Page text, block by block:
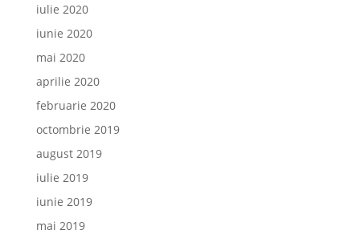
iulie 2020
iunie 2020
mai 2020
aprilie 2020
februarie 2020
octombrie 2019
august 2019
iulie 2019
iunie 2019
mai 2019